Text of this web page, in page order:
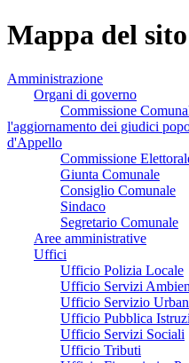
Mappa del sito
Amministrazione
Organi di governo
Commissione
l'aggiornamento dei giudici
d'Appello
Commissione
Giunta Comunale
Consiglio Comunale
Sindaco
Segretario Comunale
Aree amministrative
Uffici
Ufficio Polizia Locale
Ufficio Servizi
Ufficio Servizio
Ufficio Pubblica
Ufficio Servizi Sociali
Ufficio Tributi